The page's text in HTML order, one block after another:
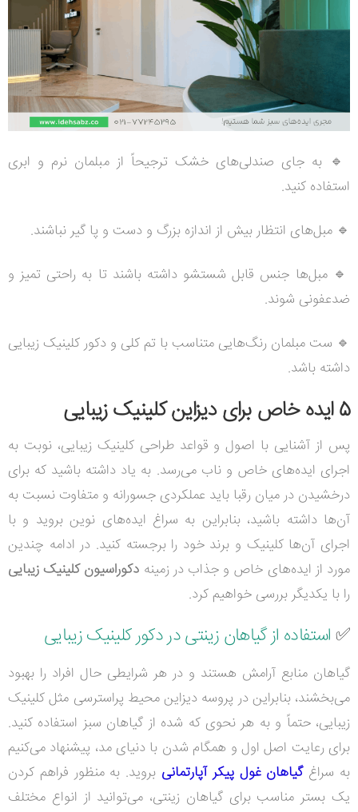
🔹 به جای صندلی‌های خشک ترجیحاً از مبلمان نرم و ابری
استفاده کنید.
🔹 مبل‌های انتظار بیش از اندازه بزرگ و دست و پا گیر نباشند.
🔹 مبل‌ها جنس قابل شستشو داشته باشند تا به راحتی تمیز و
ضدعفونی شوند.
🔹 ست مبلمان رنگ‌هایی متناسب با تم کلی و دکور کلینیک زیبایی
داشته باشد.
5 ایده خاص برای دیزاین کلینیک زیبایی
پس از آشنایی با اصول و قواعد طراحی کلینیک زیبایی، نوبت به
اجرای ایده‌های خاص و ناب می‌رسد. به یاد داشته باشید که برای
درخشیدن در میان رقبا باید عملکردی جسورانه و متفاوت نسبت به
آن‌ها داشته باشید، بنابراین به سراغ ایده‌های نوین بروید و با
اجرای آن‌ها کلینیک و برند خود را برجسته کنید. در ادامه چندین
مورد از ایده‌های خاص و جذاب در زمینه دکوراسیون کلینیک زیبایی
را با یکدیگر بررسی خواهیم کرد.
✅ استفاده از گیاهان زینتی در دکور کلینیک زیبایی
گیاهان منابع آرامش هستند و در هر شرایطی حال افراد را بهبود
می‌بخشند، بنابراین در پروسه دیزاین محیط پراسترسی مثل کلینیک
زیبایی، حتماً و به هر نحوی که شده از گیاهان سبز استفاده کنید.
برای رعایت اصل اول و همگام شدن با دنیای مد، پیشنهاد می‌کنیم
به سراغگیاهان غول پیکر آپارتمانی بروید. به منظور فراهم کردن
یک بستر مناسب برای گیاهان زینتی، می‌توانید از انواع مختلف